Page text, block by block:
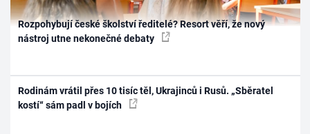
Rozpohybují české školství ředitelé? Resort věří, že nový
nástroj utne nekonečné debaty
Rodinám vrátil přes 10 tisíc těl, Ukrajinců i Rusů. „Sběratel
kostí“ sám padl v bojích